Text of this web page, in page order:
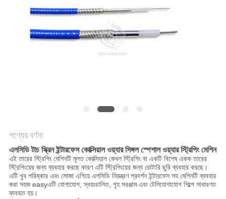
POLICY
পণ্যের বর্ণনা
এলসিডি টাচ স্ক্রিন ইন্টারফেস কোক্সিয়াল ওয়্যার সিঙ্গল স্পেশাল ওয়্যার স্ট্রিপিং মেশিন
এই তারের স্ট্রিপিং মেশিনটি মূলত কোক্সিয়াল কেবল স্ট্রিপিং বা একটি বিশেষ একক তারের
স্ট্রিপিংয়ের জন্য ব্যবহার করছে কারণ এটি স্ট্রিপিংয়ের জন্য রোটারি ছুরি ব্যবহার করছে।
এটি খুব পরিষ্কার এবং সোজা এগিয়ে এলসিডি নিয়ন্ত্রণ প্রদর্শন ইন্টারফেস সহ মেশিনটি ব্যবহার
করা সহজ easyএটি যোগাযোগ, স্বয়ংচালিত, গৃহ সরঞ্জাম এবং টেলিযোগাযোগ শিল্পে সাধারণত
ব্যবহৃত হয়।